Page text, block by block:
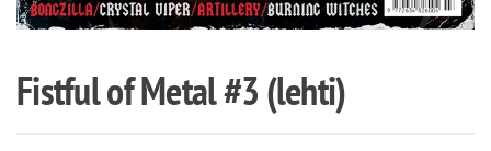
Fistful of Metal #3 (lehti)